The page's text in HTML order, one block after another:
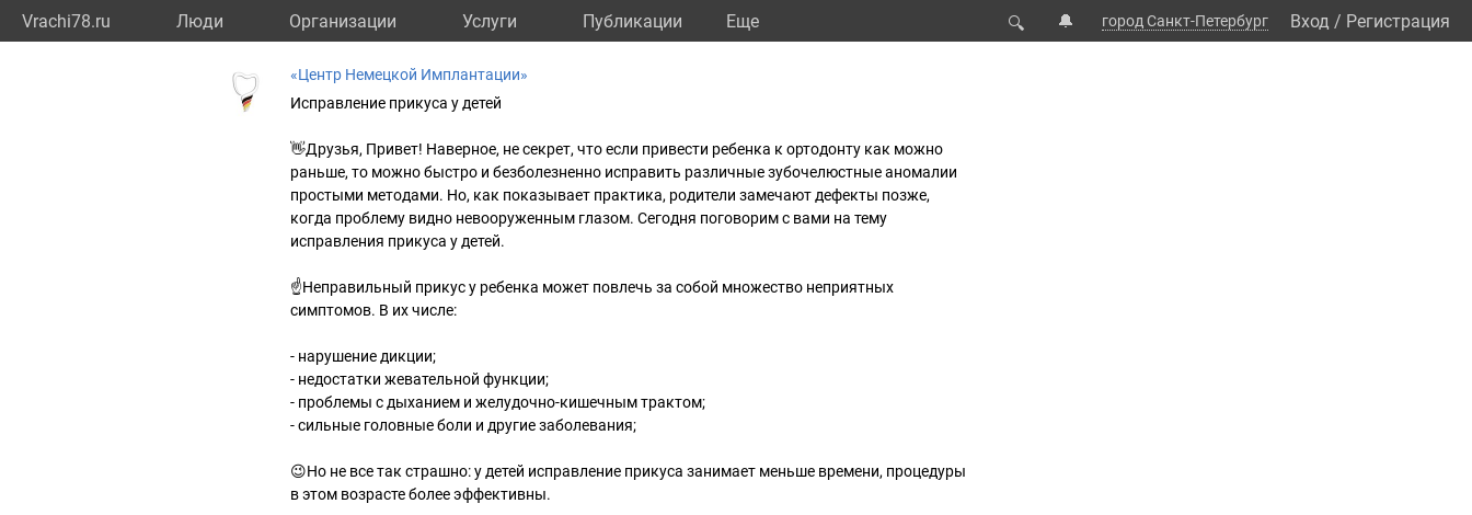
Vrachi78.ru Люди Организации Услуги Публикации Eще 🔍 🔔 город Санкт-Петербург Вход / Регистрация
«Центр Немецкой Имплантации»
Исправление прикуса у детей
👋Друзья, Привет! Наверное, не секрет, что если привести ребенка к ортодонту как можно
раньше, то можно быстро и безболезненно исправить различные зубочелюстные аномалии
простыми методами. Но, как показывает практика, родители замечают дефекты позже,
когда проблему видно невооруженным глазом. Сегодня поговорим с вами на тему
исправления прикуса у детей.
☝️Неправильный прикус у ребенка может повлечь за собой множество неприятных
симптомов. В их числе:
- нарушение дикции;
- недостатки жевательной функции;
- проблемы с дыханием и желудочно-кишечным трактом;
- сильные головные боли и другие заболевания;
😉Но не все так страшно: у детей исправление прикуса занимает меньше времени, процедуры
в этом возрасте более эффективны.